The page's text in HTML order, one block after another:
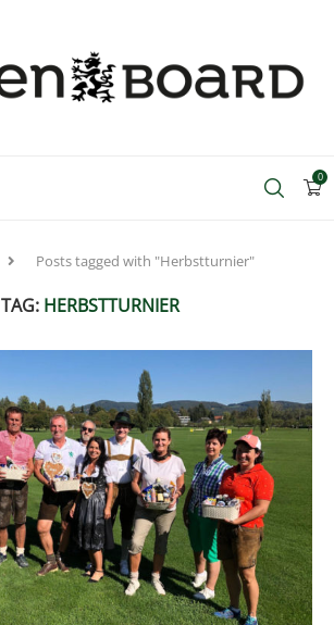
0
Posts tagged with "Herbstturnier"
TAG: HERBSTTURNIER